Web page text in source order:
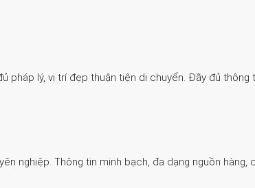
pháp lý, vị trí đẹp thuận tiện di chuyển. Đầy đủ
nghiệp. Thông tin minh bạch, đa dạng nguồn hàng,